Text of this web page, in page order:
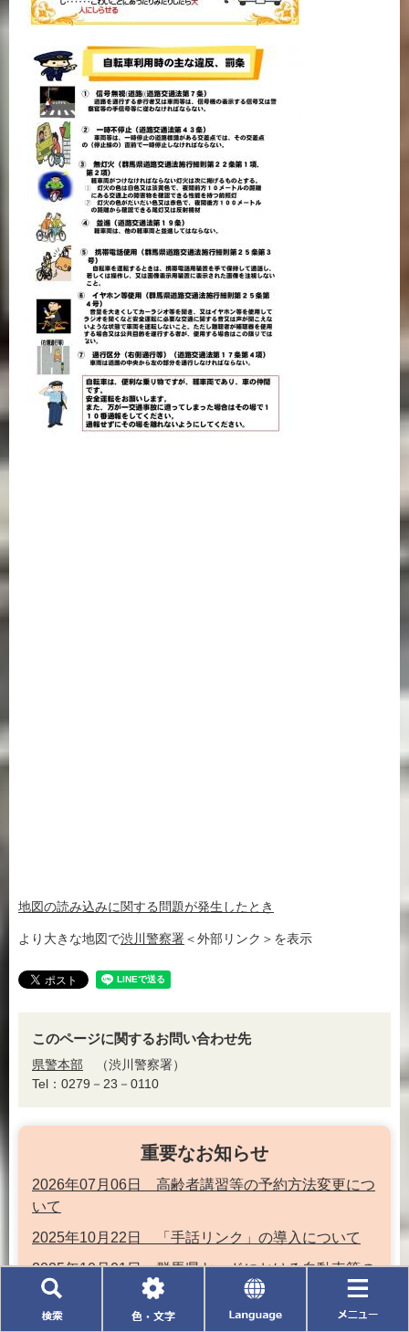
地図の読み込みに関する問題が発生したとき
より大きな地図で渋川警察署＜外部リンク＞ を表示
このページに関するお問い合わせ先
県警本部
渋川警察署
Tel：0279－23－0110
重要なお知らせ
2026年07月06日 高齢者講習等の予約方法変更につ
いて
2025年10月22日 「手話リンク」の導入について
2025年10月01日 群馬県ヤードにおける自動車等の
適正な取扱いの確保に関する条例について
2025年08月21日 指定金属切断工具の隠匿携帯の禁